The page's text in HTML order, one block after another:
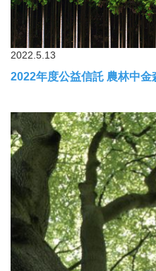
2022.5.13
2022年度公益信託 農林中